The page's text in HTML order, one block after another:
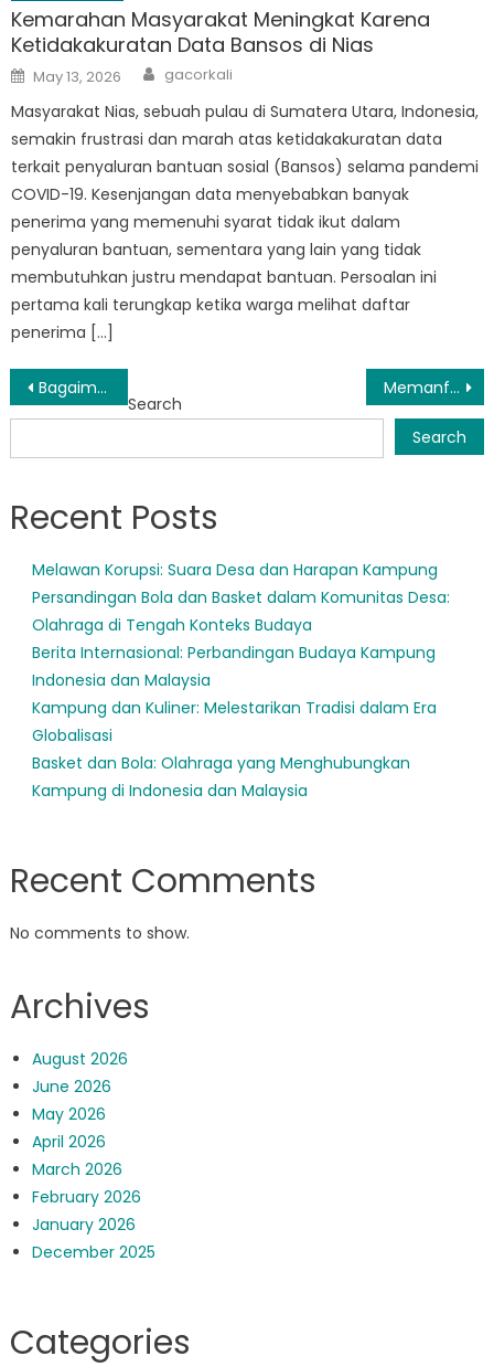
Kemarahan Masyarakat Meningkat Karena
Ketidakakuratan Data Bansos di Nias
Posted
on
May 13, 2026 Author
gacorkali
Masyarakat Nias, sebuah pulau di Sumatera Utara, Indonesia,
semakin frustrasi dan marah atas ketidakakuratan data
terkait penyaluran bantuan sosial (Bansos) selama pandemi
COVID-19. Kesenjangan data menyebabkan banyak
penerima yang memenuhi syarat tidak ikut dalam
penyaluran bantuan, sementara yang lain yang tidak
membutuhkan justru mendapat bantuan. Persoalan ini
pertama kali terungkap ketika warga melihat daftar
penerima […]
Post
navigation
Bagaimana BPNT Nias Memberdayakan Masyarakat dan Memerangi Kemiskinan Memanfaatkan Kekuatan Integrasi Data untuk Kesejahteraan Sosial di Nias
Search
Search
Recent Posts
Melawan Korupsi: Suara Desa dan Harapan Kampung
Persandingan Bola dan Basket dalam Komunitas Desa:
Olahraga di Tengah Konteks Budaya
Berita Internasional: Perbandingan Budaya Kampung
Indonesia dan Malaysia
Kampung dan Kuliner: Melestarikan Tradisi dalam Era
Globalisasi
Basket dan Bola: Olahraga yang Menghubungkan
Kampung di Indonesia dan Malaysia
Recent Comments
No comments to show.
Archives
August 2026
June 2026
May 2026
April 2026
March 2026
February 2026
January 2026
December 2025
Categories